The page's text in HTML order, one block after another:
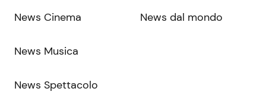
News Cinema
News Musica
News Spettacolo
News dal mondo